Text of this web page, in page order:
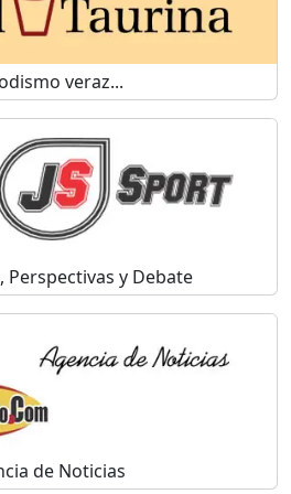
veraz...
y Debate
de Noticias